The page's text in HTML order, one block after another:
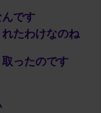
です
たわけなのね
ったのです